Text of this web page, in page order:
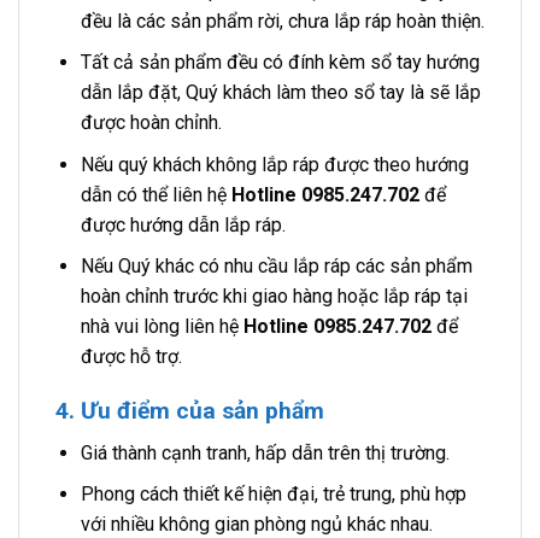
đều là các sản phẩm rời, chưa lắp ráp hoàn thiện.
Tất cả sản phẩm đều có đính kèm sổ tay hướng
dẫn lắp đặt, Quý khách làm theo sổ tay là sẽ lắp
được hoàn chỉnh.
Nếu quý khách không lắp ráp được theo hướng
dẫn có thể liên hệ Hotline 0985.247.702để
được hướng dẫn lắp ráp.
Nếu Quý khác có nhu cầu lắp ráp các sản phẩm
hoàn chỉnh trước khi giao hàng hoặc lắp ráp tại
nhà vui lòng liên hệ Hotline 0985.247.702 để
được hỗ trợ.
4. Ưu điểm của sản phẩm
Giá thành cạnh tranh, hấp dẫn trên thị trường.
Phong cách thiết kế hiện đại, trẻ trung, phù hợp
với nhiều không gian phòng ngủ khác nhau.